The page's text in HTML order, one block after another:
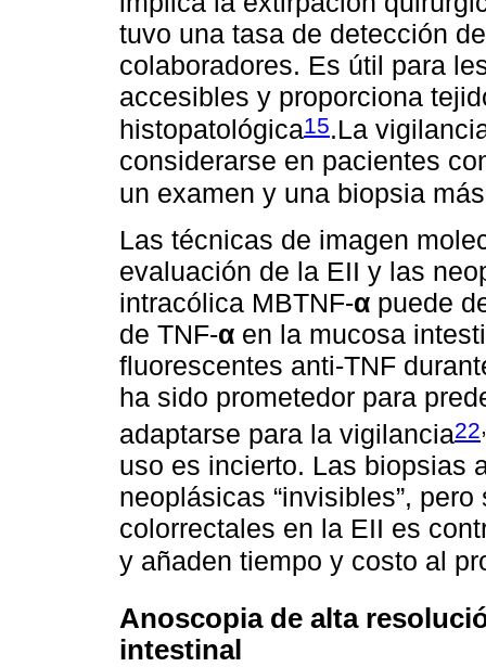
tuvo una tasa de detección
colaboradores. Es útil para
accesibles y proporciona
histopatológica15.La
considerarse en pacientes
un examen y una biopsia
Las técnicas de imagen
evaluación de la EII y las
intracólica MBTNF-α puede
de TNF-α en la mucosa
fluorescentes anti-TNF
ha sido prometedor para
adaptarse para la vigilancia22,
uso es incierto. Las biopsias
neoplásicas “invisibles”,
colorrectales en la EII es
y añaden tiempo y costo al
Anoscopia de alta
intestinal